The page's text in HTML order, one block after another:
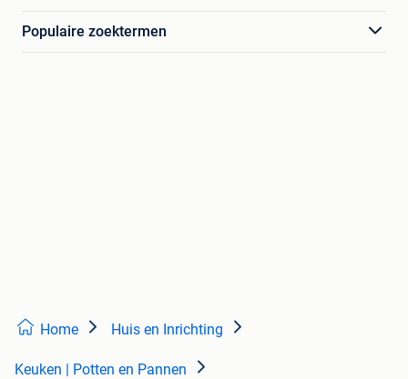
Populaire zoektermen
Home Huis en Inrichting
Keuken | Potten en Pannen